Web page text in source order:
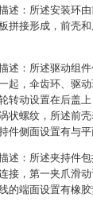
述：所述安装环
拼接形成，前壳
述：所述驱动组
起，伞齿环、驱
转动设置在后盖
状螺纹，所述前
件侧面设置有与平
述：所述夹持件
接，第一夹爪滑
的端面设置有橡胶